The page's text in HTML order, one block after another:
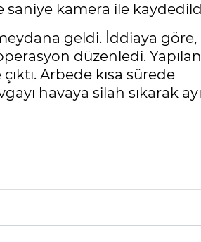
saniye kamera ile
geldi. İddiaya göre,
düzenledi. Yapılan
Arbede kısa sürede
havaya silah sıkarak